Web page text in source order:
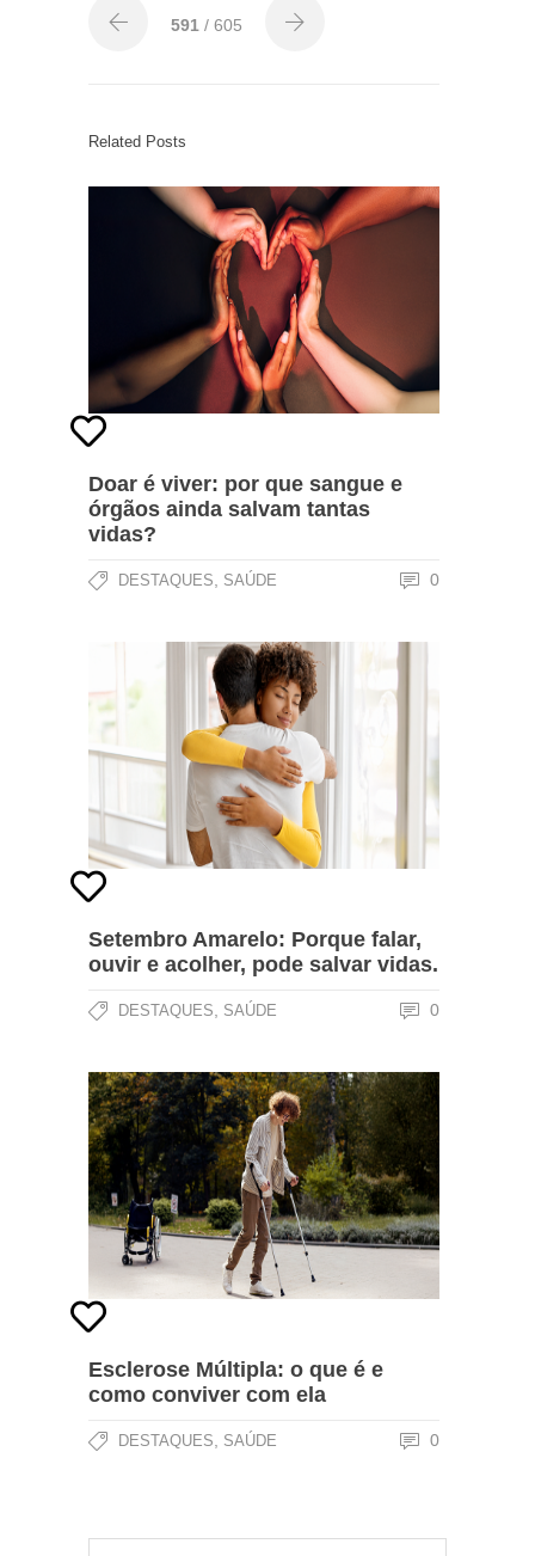
591 / 605
Related Posts
Doar é viver: por que sangue e
órgãos ainda salvam tantas
vidas?
DESTAQUES SAÚDE 0
Setembro Amarelo: Porque falar,
ouvir e acolher, pode salvar vidas.
DESTAQUES SAÚDE 0
Esclerose Múltipla: o que é e
como conviver com ela
DESTAQUES SAÚDE 0